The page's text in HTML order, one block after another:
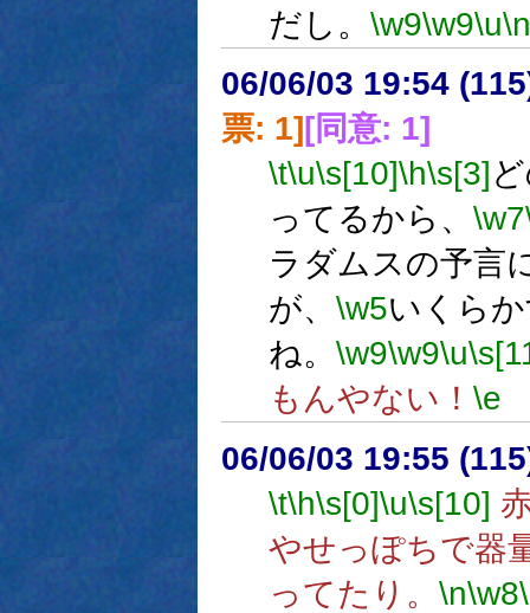
だし。 \w9\w9\u\n
06/06/03 19:54
票: 1] [同意: 1]
\t\u\s[10]\h\s[3]
ってるから、 \w7
ラダムスの予言
が、 \w5いくら
ね。 \w9\w9\u
もんやない！ \e
06/06/03 19:55
\t\h\s[0]\u\s[10]
やせっぽちで器
ってたり。 \n\w8